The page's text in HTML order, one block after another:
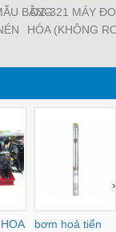
BẰNG
DZ-321 MÁY
HÓA (KHÔNG
bơm hoả tiển
›